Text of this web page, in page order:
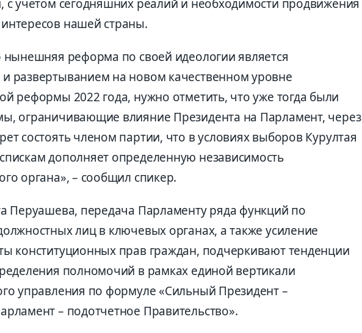
с учетом сегодняшних реалий и необходимости продвижения
нашей страны.
нынешняя реформа по своей идеологии является
развертыванием на новом качественном уровне
реформы 2022 года, нужно отметить, что уже тогда были
ограничивающие влияние Президента на Парламент, через
состоять членом партии, что в условиях выборов Курултая
дополняет определенную независимость
органа», – сообщил спикер.
Перуашева, передача Парламенту ряда функций по
лиц в ключевых органах, а также усиление
конституционных прав граждан, подчеркивают тенденции
полномочий в рамках единой вертикали
управления по формуле «Сильный Президент –
арламент – подотчетное Правительство».